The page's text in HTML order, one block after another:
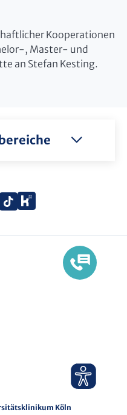
Kooperationen
, Master- und
an Stefan Kesting.
TiktokKununu
Köln